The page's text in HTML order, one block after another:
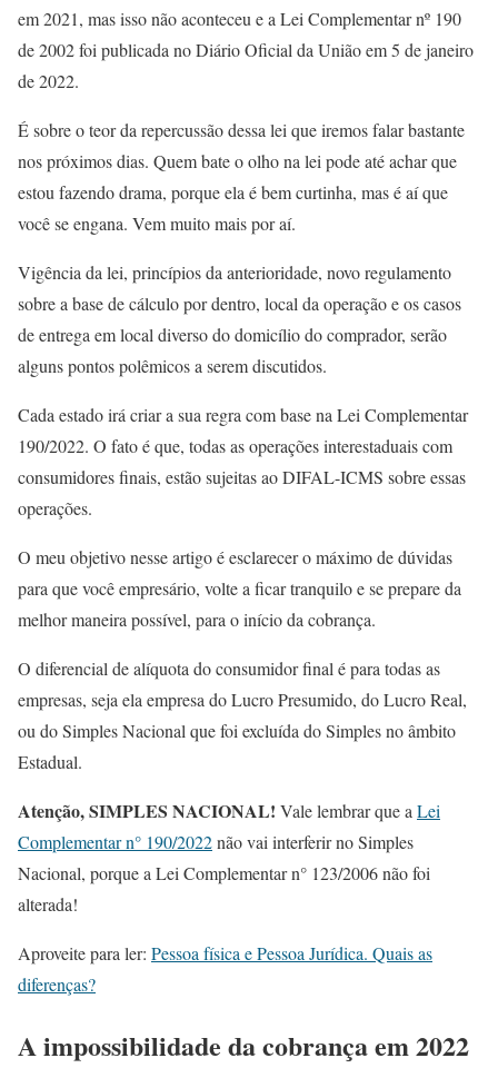
em 2021, mas isso não aconteceu e a Lei Complementar nº 190
de 2002 foi publicada no Diário Oficial da União em 5 de janeiro
de 2022.
É sobre o teor da repercussão dessa lei que iremos falar bastante
nos próximos dias. Quem bate o olho na lei pode até achar que
estou fazendo drama, porque ela é bem curtinha, mas é aí que
você se engana. Vem muito mais por aí.
Vigência da lei, princípios da anterioridade, novo regulamento
sobre a base de cálculo por dentro, local da operação e os casos
de entrega em local diverso do domicílio do comprador, serão
alguns pontos polêmicos a serem discutidos.
Cada estado irá criar a sua regra com base na Lei Complementar
190/2022. O fato é que, todas as operações interestaduais com
consumidores finais, estão sujeitas ao DIFAL-ICMS sobre essas
operações.
O meu objetivo nesse artigo é esclarecer o máximo de dúvidas
para que você empresário, volte a ficar tranquilo e se prepare da
melhor maneira possível, para o início da cobrança.
O diferencial de alíquota do consumidor final é para todas as
empresas, seja ela empresa do Lucro Presumido, do Lucro Real,
ou do Simples Nacional que foi excluída do Simples no âmbito
Estadual.
Atenção, SIMPLES NACIONAL! Vale lembrar que a Lei
Complementar n° 190/2022não vai interferir no Simples
Nacional, porque a Lei Complementar n° 123/2006 não foi
alterada!
Aproveite para ler: Pessoa física e Pessoa Jurídica. Quais as
diferenças?
A impossibilidade da cobrança em 2022